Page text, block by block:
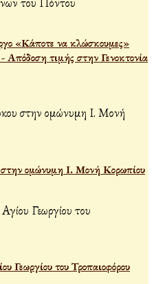
«Κάποτε να κλώσκουμες»
Απόδοση τιμής στην Γενοκτονία
ομώνυμη Ι. Μονή Κορωπίου
Γεωργίου του Τροπαιοφόρου